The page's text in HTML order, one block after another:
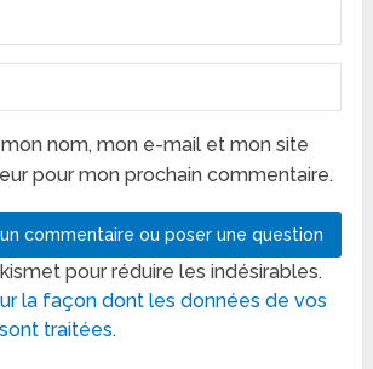
mon nom, mon e-mail et mon site
pour mon prochain commentaire.
pour réduire les indésirables.
la façon dont les données de vos
traitées.